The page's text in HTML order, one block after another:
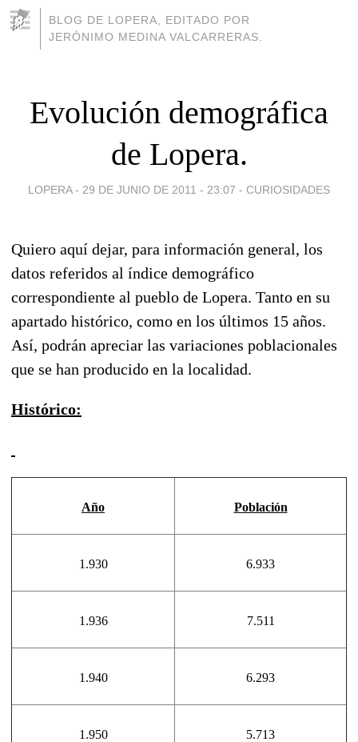
BLOG DE LOPERA, EDITADO POR
JERÓNIMO MEDINA VALCARRERAS.
Evolución demográfica
de Lopera.
LOPERA - 29 DE JUNIO DE 2011 - 23:07 - CURIOSIDADES
Quiero aquí dejar, para información general, los
datos referidos al índice demográfico
correspondiente al pueblo de Lopera. Tanto en su
apartado histórico, como en los últimos 15 años.
Así, podrán apreciar las variaciones poblacionales
que se han producido en la localidad.
Histórico:
Año Población
1.930 6.933
1.936 7.511
1.940 6.293
1.950 5.713